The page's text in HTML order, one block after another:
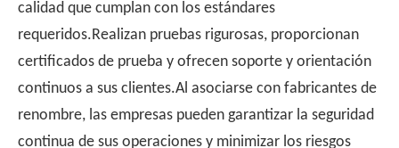
calidad que cumplan con los estándares
requeridos.Realizan pruebas rigurosas, proporcionan
certificados de prueba y ofrecen soporte y orientación
continuos a sus clientes.Al asociarse con fabricantes de
renombre, las empresas pueden garantizar la seguridad
continua de sus operaciones y minimizar los riesgos